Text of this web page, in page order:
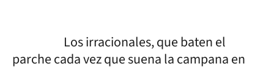
Los irracionales, que baten el
parche cada vez que suena la campana en